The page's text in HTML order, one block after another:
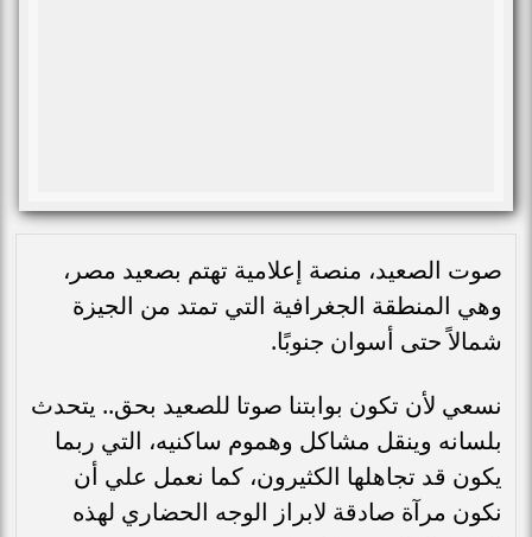
صوت الصعيد، منصة إعلامية تهتم بصعيد مصر،
وهي المنطقة الجغرافية التي تمتد من الجيزة
شمالاً حتى أسوان جنوبًا.
نسعي لأن تكون بوابتنا صوتا للصعيد بحق.. يتحدث
بلسانه وينقل مشاكل وهموم ساكنيه، التي ربما
يكون قد تجاهلها الكثيرون، كما نعمل علي أن
نكون مرآة صادقة لابراز الوجه الحضاري لهذه